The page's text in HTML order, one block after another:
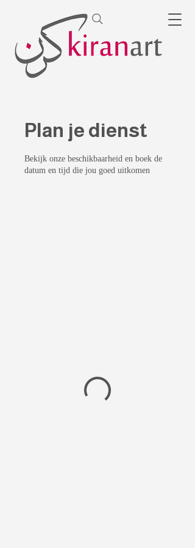
Plan je dienst
Bekijk onze beschikbaarheid en boek de
datum en tijd die jou goed uitkomen